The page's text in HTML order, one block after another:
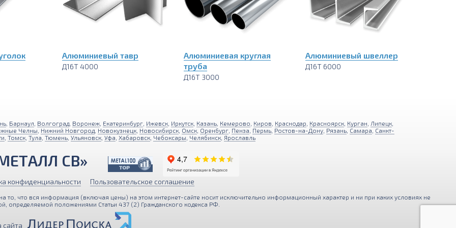
Алюминиевый тавр
Д16Т 4000
Алюминиевая круглая
труба
Д16Т 3000
Алюминиевый швеллер
Д16Т 6000
Барнаул Волгоград Воронеж Екатеринбург Ижевск Иркутск Казань Кемерово Киров Краснодар Красноярск Курган Липецк
Челны Нижний Новгород Новокузнецк Новосибирск Омск Оренбург Пенза Пермь Ростов-на-Дону Рязань Самара Санкт-
Томск Тула Тюмень Ульяновск Уфа Хабаровск Чебоксары Челябинск Ярославль
СВ»
конфиденциальности Пользовательское соглашение
то, что вся информация (включая цены) на этом интернет-сайте носит исключительно информационный характер и ни при каких условиях не
определяемой положениями Статьи 437 (2) Гражданского кодекса РФ.
сайта
данные с помощью Яндекс Метрики для улучшения функциональности и удобства